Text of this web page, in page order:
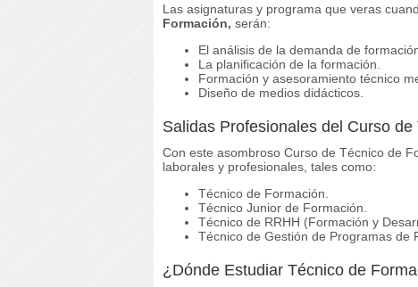
Las asignaturas y programa que veras
Formación, serán:
El análisis de la demanda de
La planificación de la formación.
Formación y asesoramiento técnico
Diseño de medios didácticos.
Salidas Profesionales del Curso
Con este asombroso Curso de Técnico de
laborales y profesionales, tales como:
Técnico de Formación.
Técnico Junior de Formación.
Técnico de RRHH (Formación y
Técnico de Gestión de Programas de
¿Dónde Estudiar Técnico de